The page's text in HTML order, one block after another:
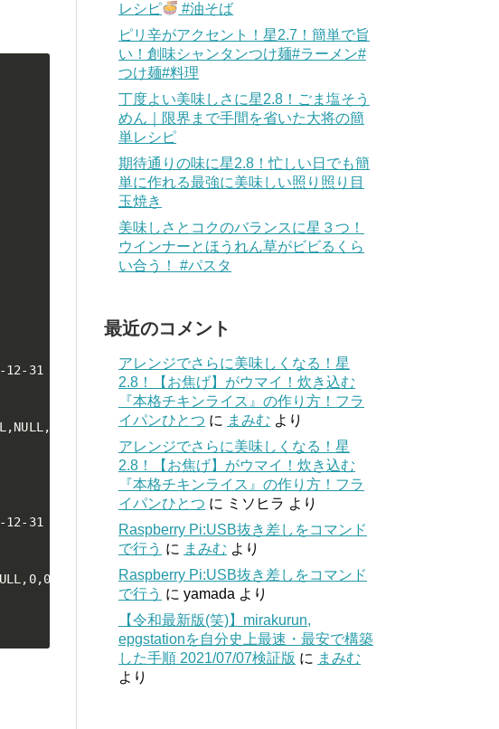
31 00:00:00.00',
31 00:00:00.00',
レシピ
#油そば
ピリ辛がアクセント！星2.7！簡単で旨
い！創味シャンタンつけ麺#ラーメン#
つけ麺#料理
丁度よい美味しさに星2.8！ごま塩そう
めん｜限界まで手間を省いた大将の簡
単レシピ
期待通りの味に星2.8！忙しい日でも簡
単に作れる最強に美味しい照り照り目
玉焼き
美味しさとコクのバランスに星３つ！
ウインナーとほうれん草がビビるくら
い合う！ #パスタ
最近のコメント
アレンジでさらに美味しくなる！星
2.8！【お焦げ】がウマイ！炊き込む
『本格チキンライス』の作り方！フラ
イパンひとつ に まみむ より
アレンジでさらに美味しくなる！星
2.8！【お焦げ】がウマイ！炊き込む
『本格チキンライス』の作り方！フラ
イパンひとつ に ミソヒラ より
Raspberry Pi:USB抜き差しをコマンド
で行う に まみむ より
Raspberry Pi:USB抜き差しをコマンド
で行う に yamada より
【令和最新版(笑)】mirakurun,
epgstationを自分史上最速・最安で構築
した手順 2021/07/07検証版 に まみむ
より